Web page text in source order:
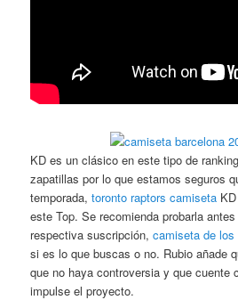
KD es un clásico en este tipo de
zapatillas por lo que estamos seguros
temporada,toronto raptors camiseta
este Top. Se recomienda probarla
respectiva suscripción,camiseta de los
si es lo que buscas o no. Rubio añade
que no haya controversia y que cuente
impulse el proyecto.